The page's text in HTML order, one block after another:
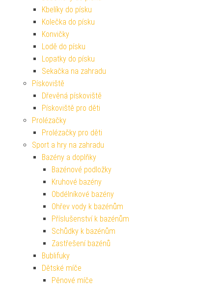
Kbelíky do písku
Kolečka do písku
Konvičky
Lodě do písku
Lopatky do písku
Sekačka na zahradu
Pískoviště
Dřevěná pískoviště
Pískoviště pro děti
Prolézačky
Prolézačky pro děti
Sport a hry na zahradu
Bazény a doplňky
Bazénové podložky
Kruhové bazény
Obdélníkové bazény
Ohřev vody k bazénům
Příslušenství k bazénům
Schůdky k bazénům
Zastřešení bazénů
Bublifuky
Dětské míče
Pěnové míče